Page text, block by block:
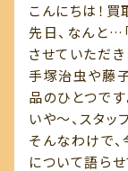
こんにちは！買
先日、なんと…
させていただき
手塚治虫や藤
品のひとつです
いや〜、スタ
そんなわけで
について語ら